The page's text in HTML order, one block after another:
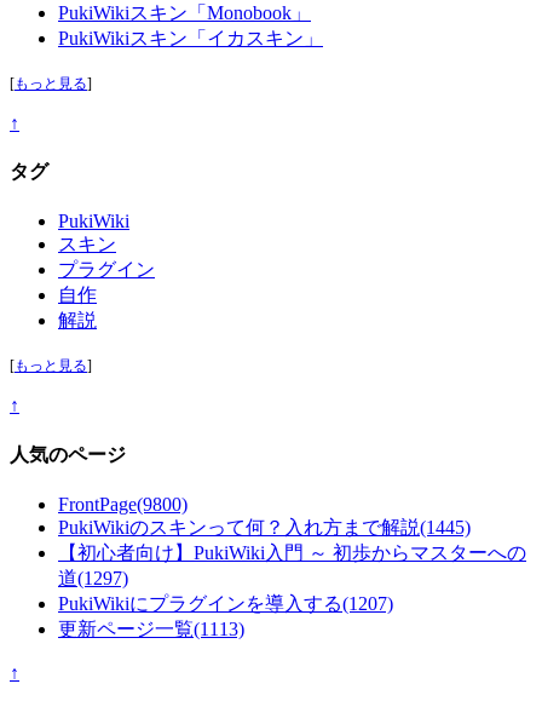
PukiWikiスキン「Monobook」
PukiWikiスキン「イカスキン」
[もっと見る]
↑
タグ
PukiWiki
スキン
プラグイン
自作
解説
[もっと見る]
↑
人気のページ
FrontPage(9800)
PukiWikiのスキンって何？入れ方まで解説(1445)
【初心者向け】PukiWiki入門 ～ 初歩からマスターへの
道(1297)
PukiWikiにプラグインを導入する(1207)
更新ページ一覧(1113)
↑